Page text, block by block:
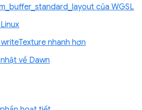
của WGSL
nhanh hơn
về Dawn